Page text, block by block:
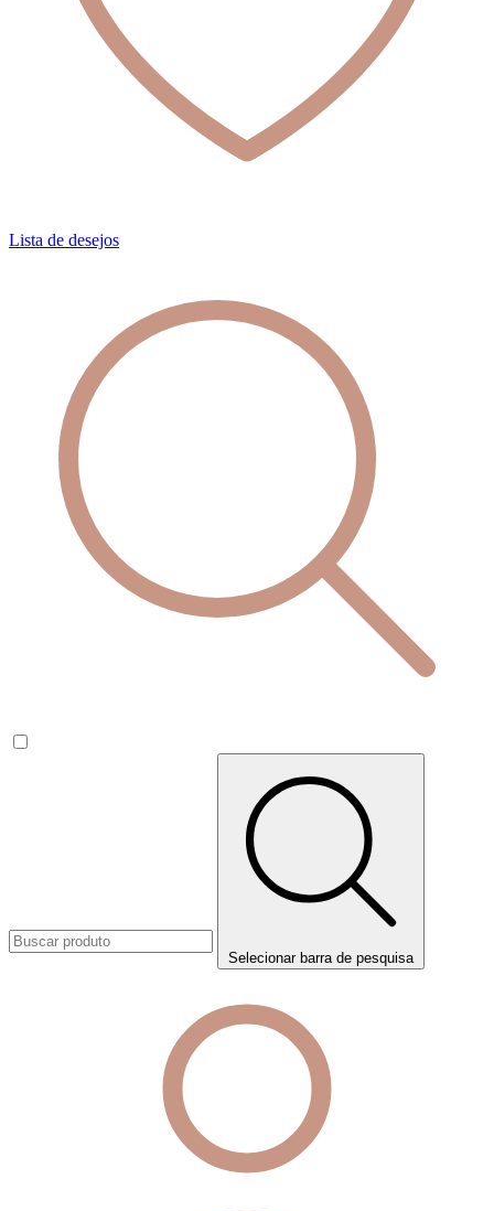
Lista de desejos
Selecionar barra de pesquisa